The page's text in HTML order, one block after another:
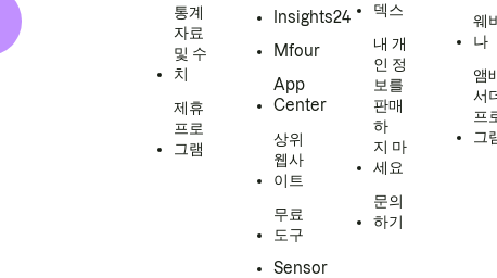
통계
자료
및 수
치
제휴
프로
그램
Insights24
Mfour
App
Center
상위
웹사
이트
무료
도구
Sensor
덱스
내 개
인 정
보를
판매
하
지 마
세요
문의
하기
웨
나
앰
서
프
그